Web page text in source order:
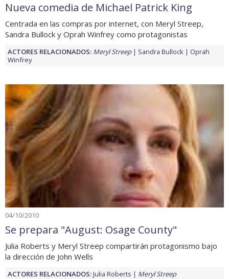
Nueva comedia de Michael Patrick King
Centrada en las compras por internet, con Meryl Streep,
Sandra Bullock y Oprah Winfrey como protagonistas
ACTORES RELACIONADOS: Meryl Streep Sandra Bullock
Oprah
Winfrey
04/10/2010
Se prepara "August: Osage County"
Julia Roberts y Meryl Streep compartirán protagonismo bajo
la dirección de John Wells
ACTORES RELACIONADOS:Julia Roberts Meryl Streep